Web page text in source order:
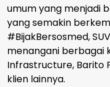
umum yang menjadi
yang semakin
#BijakBersosmed,
menangani berbagai
Infrastructure, Barito
klien lainnya.